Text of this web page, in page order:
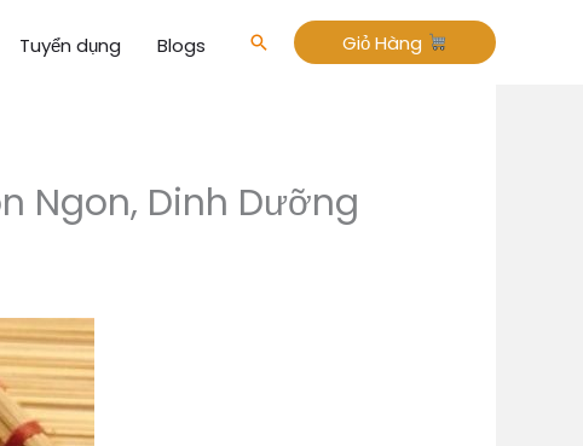
Tuyển dụng Blogs
Tìm
Giỏ Hàng
Ngon, Dinh Dưỡng